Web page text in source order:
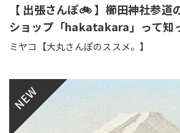
【 出張さんぽ🚲 】櫛田神社参道
ショップ「hakatakara」って知
ミヤコ【大丸さんぽのススメ。】
NEW